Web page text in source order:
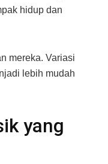
hidup dan
mereka. Variasi
lebih mudah
yang